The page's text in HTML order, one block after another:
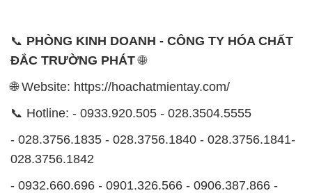
📞 PHÒNG KINH DOANH - CÔNG TY HÓA CHẤT
ĐẮC TRƯỜNG PHÁT🌐
🌐 Website: https://hoachatmientay.com/
📞 Hotline: - 0933.920.505 - 028.3504.5555
- 028.3756.1835 - 028.3756.1840 - 028.3756.1841-
028.3756.1842
- 0932.660.696 - 0901.326.566 - 0906.387.866 -